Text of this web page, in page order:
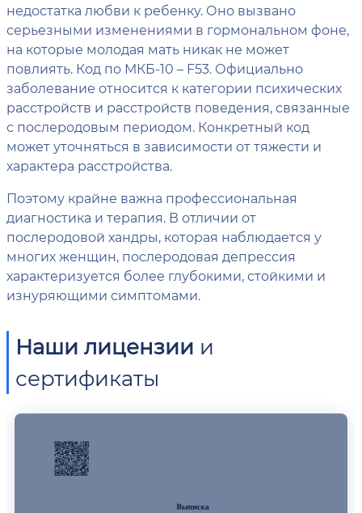
недостатка любви к ребенку. Оно вызвано
серьезными изменениями в гормональном фоне,
на которые молодая мать никак не может
повлиять. Код по МКБ-10 – F53. Официально
заболевание относится к категории психических
расстройств и расстройств поведения, связанные
с послеродовым периодом. Конкретный код
может уточняться в зависимости от тяжести и
характера расстройства.
Поэтому крайне важна профессиональная
диагностика и терапия. В отличии от
послеродовой хандры, которая наблюдается у
многих женщин, послеродовая депрессия
характеризуется более глубокими, стойкими и
изнуряющими симптомами.
Наши лицензии и
сертификаты